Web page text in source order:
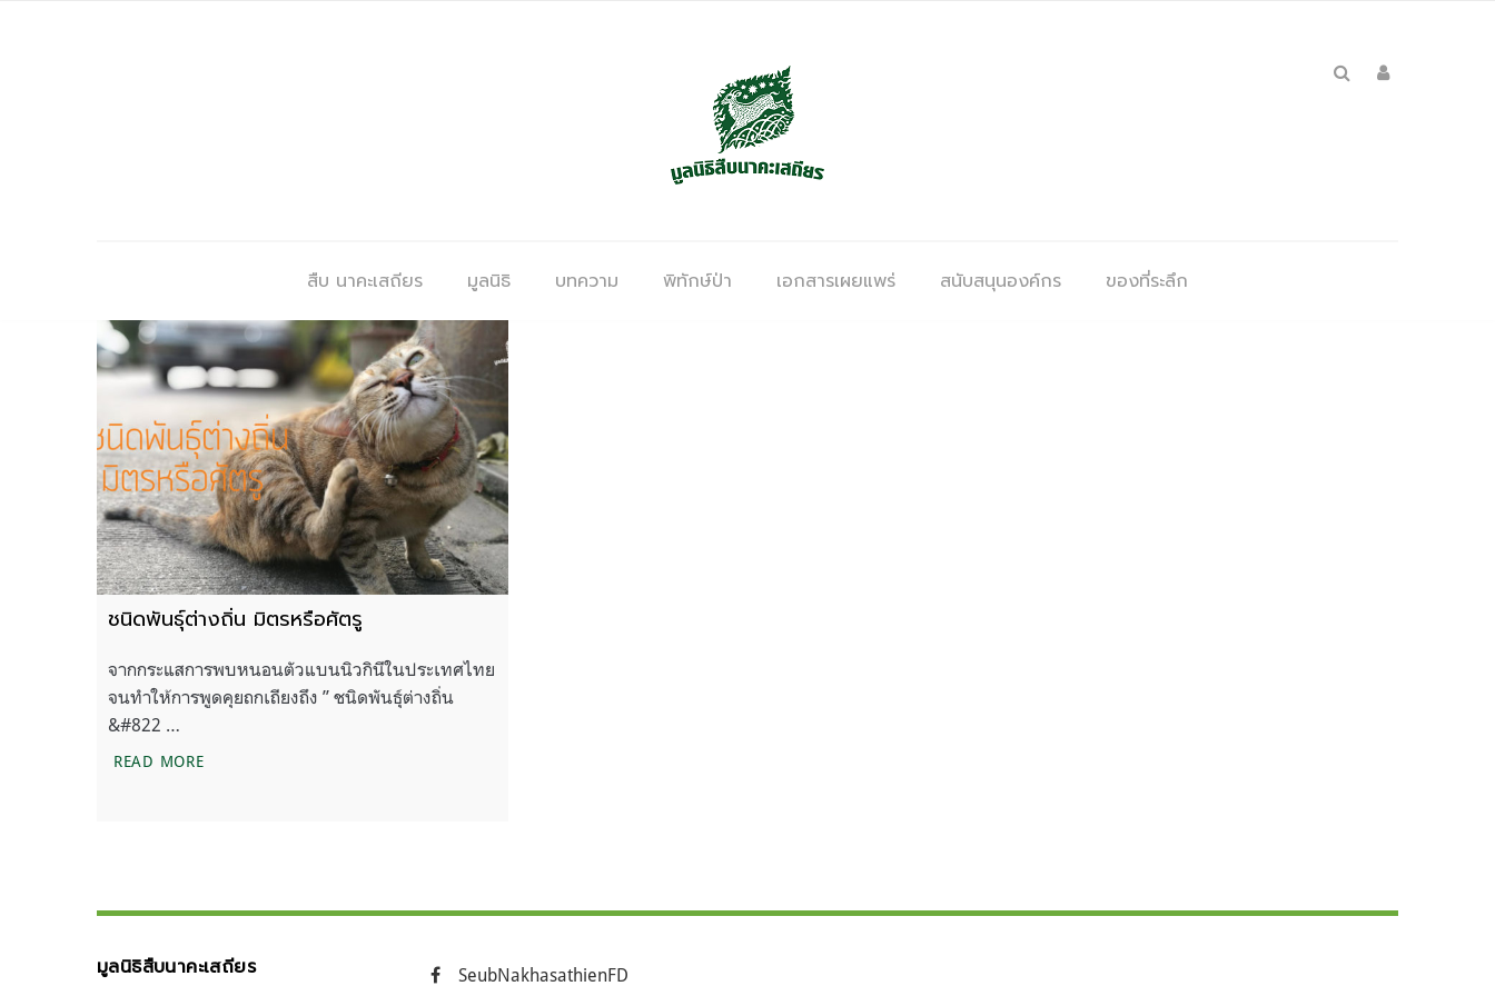
สืบ นาคะเสถียร มูลนิธิ บทความ พิทักษ์ป่า เอกสารเผยแพร่ สนับสนุนองค์กร ของที่ระลึก
ชนิดพันธุ์ต่างถิ่น มิตรหรือศัตรู
จากกระแสการพบหนอนตัวแบนนิวกินีในประเทศไทย
จนทำให้การพูดคุยถกเถียงถึง ” ชนิดพันธุ์ต่างถิ่น
&#822 …
READ MOREชนิดพันธุ์ต่างถิ่น มิตรหรือศัตรู
มูลนิธิสืบนาคะเสถียร
SeubNakhasathienFD